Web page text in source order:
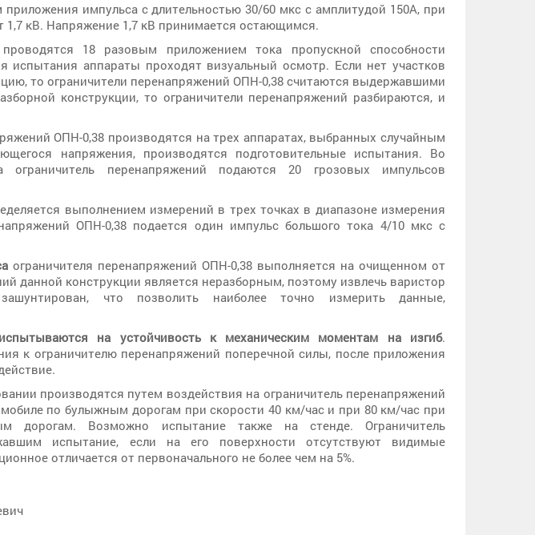
импульса с длительностью 30/60 мкс с амплитудой 150А, при
1,7 кВ. Напряжение 1,7 кВ принимается остающимся.
проводятся 18 разовым приложением тока пропускной способности
испытания аппараты проходят визуальный осмотр. Если нет участков
то ограничители перенапряжений ОПН-0,38 считаются выдержавшими
конструкции, то ограничители перенапряжений разбираются, и
ОПН-0,38 производятся на трех аппаратах, выбранных случайным
напряжения, производятся подготовительные испытания. Во
перенапряжений подаются 20 грозовых импульсов
выполнением измерений в трех точках в диапазоне измерения
ОПН-0,38 подается один импульс большого тока 4/10 мкс с
ограничителя перенапряжений ОПН-0,38 выполняется на очищенном от
данной конструкции является неразборным, поэтому извлечь варистор
что позволить наиболее точно измерить данные,
испытываются на устойчивость к механическим моментам на изгиб.
к ограничителю перенапряжений поперечной силы, после приложения
производятся путем воздействия на ограничитель перенапряжений
по булыжным дорогам при скорости 40 км/час и при 80 км/час при
дорогам. Возможно испытание также на стенде. Ограничитель
испытание, если на его поверхности отсутствуют видимые
отличается от первоначального не более чем на 5%.